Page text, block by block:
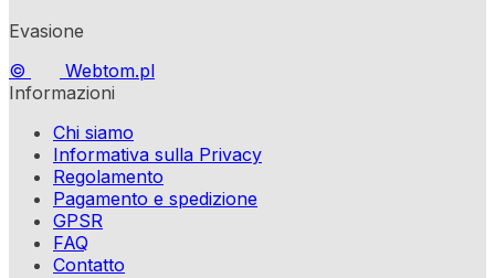
Evasione
©
Webtom.pl
Informazioni
Chi siamo
Informativa sulla Privacy
Regolamento
Pagamento e spedizione
GPSR
FAQ
Contatto